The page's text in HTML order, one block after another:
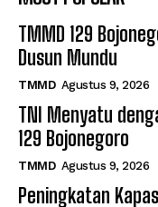
TMMD 129
Dusun Mundu
TMMD Agustus 9, 2026
TNI Menyatu
129 Bojonegoro
TMMD Agustus 9, 2026
Peningkatan